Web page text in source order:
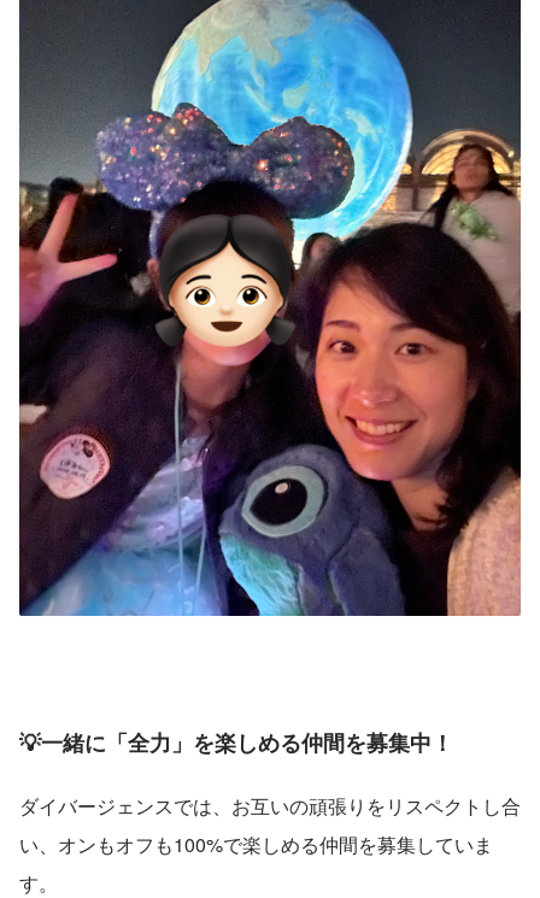
💡一緒に「全力」を楽しめる仲間を募集中！
ダイバージェンスでは、お互いの頑張りをリスペクトし合
い、オンもオフも100%で楽しめる仲間を募集していま
す。